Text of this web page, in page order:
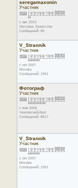
seregamaxonin
Участник
с авг 2013
Ушсорка, Казахстан
Сообщений: 85
V_Strannik
Участник
с окт 2007
Москва
Сообщений: 1991
Фотограф
Участник
с янв 2006
Чкаловский-Круг
Сообщений: 8617
V_Strannik
Участник
с окт 2007
Москва
Сообщений: 1991